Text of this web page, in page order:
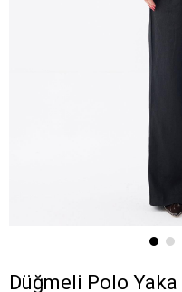
Düğmeli Polo